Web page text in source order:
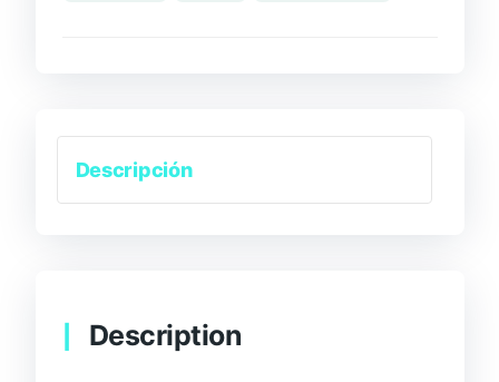
Descripción
Description